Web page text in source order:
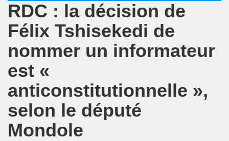
RDC : la décision de
Félix Tshisekedi de
nommer un informateur
est «
anticonstitutionnelle »,
selon le député
Mondole